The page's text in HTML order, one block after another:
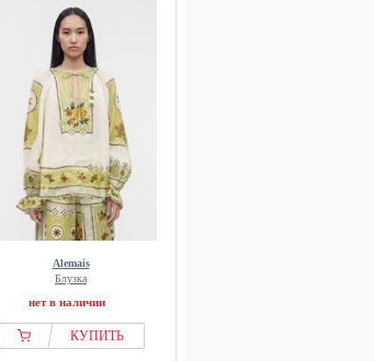
Alemais
Блузка
нет в наличии
КУПИТЬ